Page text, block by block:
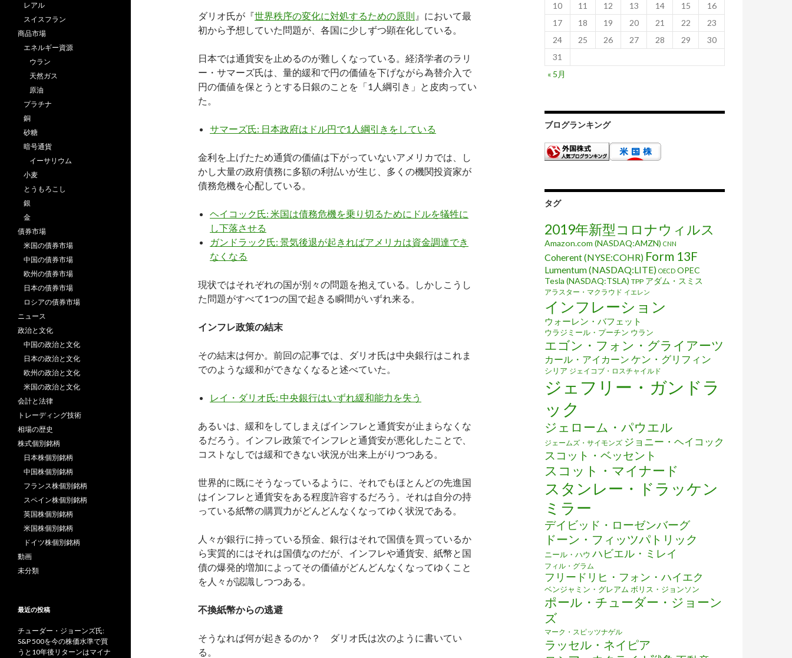
ダリオ氏が『世界秩序の変化に対処するための原則 』において最
初から予想していた問題が、各国に少しずつ顕在化している。
日本では通貨安を止めるのが難しくなっている。経済学者のラリ
ー・サマーズ氏は、量的緩和で円の価値を下げながら為替介入で
円の価値を保とうとする日銀のことを「1人綱引き」と皮肉ってい
た。
サマーズ氏: 日本政府はドル円で1人綱引きをしている
金利を上げたため通貨の価値は下がっていないアメリカでは、し
かし大量の政府債務に多額の利払いが生じ、多くの機関投資家が
債務危機を心配している。
ヘイコック氏: 米国は債務危機を乗り切るためにドルを犠牲に
し下落させる
ガンドラック氏: 景気後退が起きればアメリカは資金調達でき
なくなる
現状ではそれぞれの国が別々の問題を抱えている。しかしこうし
た問題がすべて1つの国で起きる瞬間がいずれ来る。
インフレ政策の結末
その結末は何か。前回の記事では、ダリオ氏は中央銀行はこれま
でのような緩和ができなくなると述べていた。
レイ・ダリオ氏: 中央銀行はいずれ緩和能力を失う
あるいは、緩和をしてしまえばインフレと通貨安が止まらなくな
るだろう。インフレ政策でインフレと通貨安が悪化したことで、
コストなしでは緩和できない状況が出来上がりつつある。
世界的に既にそうなっているように、それでもほとんどの先進国
はインフレと通貨安をある程度許容するだろう。それは自分の持
っている紙幣の購買力がどんどんなくなってゆく状況である。
人々が銀行に持っている預金、銀行はそれで国債を買っているか
ら実質的にはそれは国債なのだが、インフレや通貨安、紙幣と国
債の爆発的増加によってその価値がどんどんなくなってゆくこと
を人々が認識しつつある。
不換紙幣からの逃避
そうなれば何が起きるのか？ ダリオ氏は次のように書いてい
る。
10
11 12 13 14 15
16
17
18 19 20 21 22
23
24
25 26 27 28 29
30
31
« 5月
ブログランキング
タグ
2019年新型コロナウィルス
Amazon.com (NASDAQ:AMZN) CNN
Coherent (NYSE:COHR) Form 13F
Lumentum (NASDAQ:LITE) OECD OPEC
Tesla (NASDAQ:TSLA) TPP アダム・スミス
アラスター・マクラウド イエレン
インフレーション
ウォーレン・バフェット
ウラジミール・プーチン ウラン
エゴン・フォン・グライアーツ
カール・アイカーン ケン・グリフィン
シリア ジェイコブ・ロスチャイルド
ジェフリー・ガンドラ
ック
ジェローム・パウエル
ジェームズ・サイモンズ ジョニー・ヘイコック
スコット・ベッセント
スコット・マイナード
スタンレー・ドラッケン
ミラー
デイビッド・ローゼンバーグ
ドーン・フィッツパトリック
ニール・ハウ ハビエル・ミレイ
フィル・グラム
フリードリヒ・フォン・ハイエク
ベンジャミン・グレアム ボリス・ジョンソン
ポール・チューダー・ジョーン
ズ
マーク・スピッツナゲル
ラッセル・ネイピア
レアル
スイスフラン
商品市場
エネルギー資源
ウラン
天然ガス
原油
プラチナ
銅
砂糖
暗号通貨
イーサリウム
小麦
とうもろこし
銀
金
債券市場
米国の債券市場
中国の債券市場
欧州の債券市場
日本の債券市場
ロシアの債券市場
ニュース
政治と文化
中国の政治と文化
日本の政治と文化
欧州の政治と文化
米国の政治と文化
会計と法律
トレーディング技術
相場の歴史
株式個別銘柄
日本株個別銘柄
中国株個別銘柄
フランス株個別銘柄
スペイン株個別銘柄
英国株個別銘柄
米国株個別銘柄
ドイツ株個別銘柄
動画
未分類
最近の投稿
チューダー・ジョーンズ氏:
S&P 500を今の株価水準で買
うと10年後リターンはマイナ